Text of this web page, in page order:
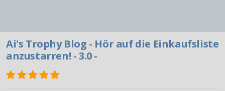
Ai's Trophy Blog - Hör auf die Einkaufsliste
anzustarren! - 3.0 -